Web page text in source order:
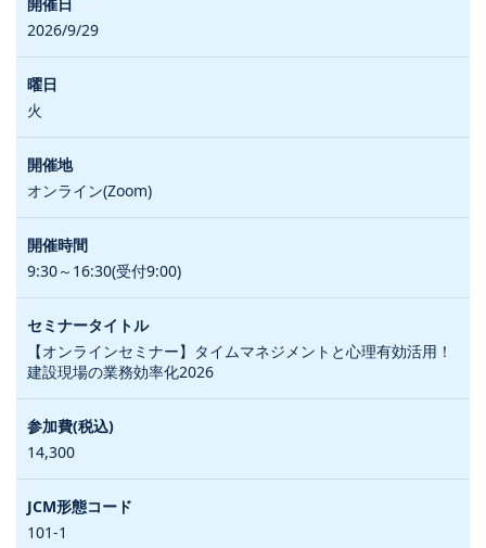
2026/9/29
火
オンライン(Zoom)
9:30～16:30(受付9:00)
【オンラインセミナー】タイムマネジメントと心理有効活用！
建設現場の業務効率化2026
14,300
101-1